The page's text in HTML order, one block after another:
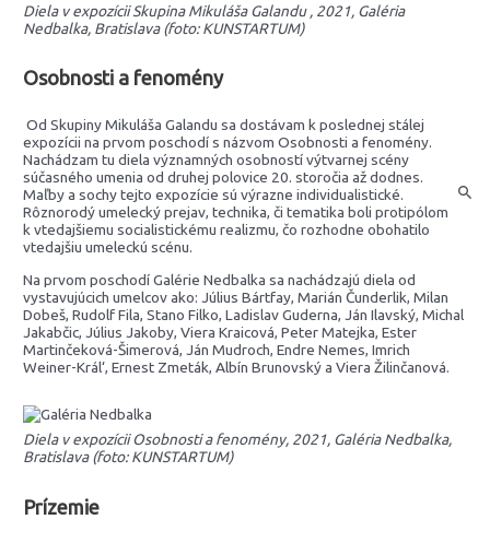
Diela v expozícii Skupina Mikuláša Galandu , 2021, Galéria
Nedbalka, Bratislava (foto: KUNSTARTUM)
Osobnosti a fenomény
Od Skupiny Mikuláša Galandu sa dostávam k poslednej stálej
expozícii na prvom poschodí s názvom Osobnosti a fenomény.
Nachádzam tu diela významných osobností výtvarnej scény
súčasného umenia od druhej polovice 20. storočia až dodnes.
Maľby a sochy tejto expozície sú výrazne individualistické.
Rôznorodý umelecký prejav, technika, či tematika boli protipólom
k vtedajšiemu socialistickému realizmu, čo rozhodne obohatilo
vtedajšiu umeleckú scénu.
Na prvom poschodí Galérie Nedbalka sa nachádzajú diela od
vystavujúcich umelcov ako: Július Bártfay, Marián Čunderlik, Milan
Dobeš, Rudolf Fila, Stano Filko, Ladislav Guderna, Ján Ilavský, Michal
Jakabčic, Július Jakoby, Viera Kraicová, Peter Matejka, Ester
Martinčeková-Šimerová, Ján Mudroch, Endre Nemes, Imrich
Weiner-Král‘, Ernest Zmeták, Albín Brunovský a Viera Žilinčanová.
Diela v expozícii Osobnosti a fenomény, 2021, Galéria Nedbalka,
Bratislava (foto: KUNSTARTUM)
Prízemie